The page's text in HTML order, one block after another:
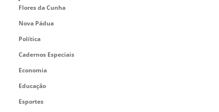
Flores da Cunha
Nova Pádua
Política
Cadernos Especiais
Economia
Educação
Esportes